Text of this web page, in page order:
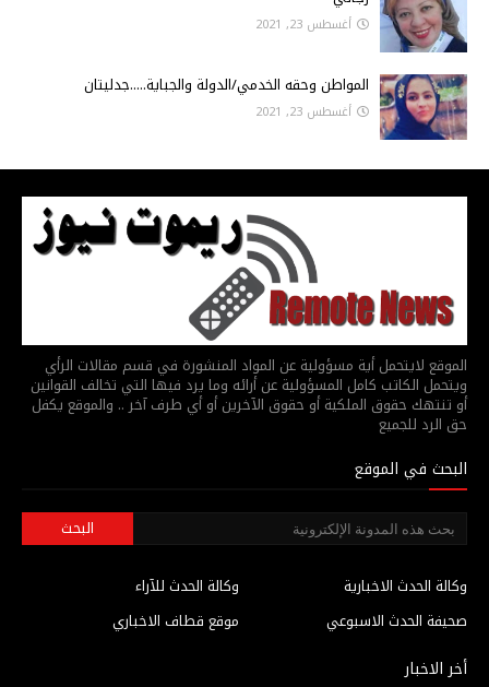
أغسطس 23, 2021
المواطن وحقه الخدمي/الدولة والجباية.....جدليتان
أغسطس 23, 2021
الموقع لايتحمل أية مسؤولية عن المواد المنشورة في قسم مقالات الرأي
ويتحمل الكاتب كامل المسؤولية عن أرائه وما يرد فيها التي تخالف القوانين
أو تنتهك حقوق الملكية أو حقوق الآخرين أو أي طرف آخر .. والموقع يكفل
حق الرد للجميع
البحث في الموقع
وكالة الحدث للآراء
وكالة الحدث الاخبارية
موقع قطاف الاخباري
صحيفة الحدث الاسبوعي
أخر الاخبار